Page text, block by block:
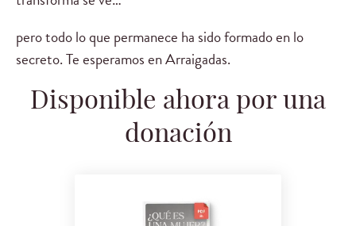
pero todo lo que permanece ha sido formado en lo
secreto. Te esperamos en Arraigadas.
Disponible ahora por una
donación